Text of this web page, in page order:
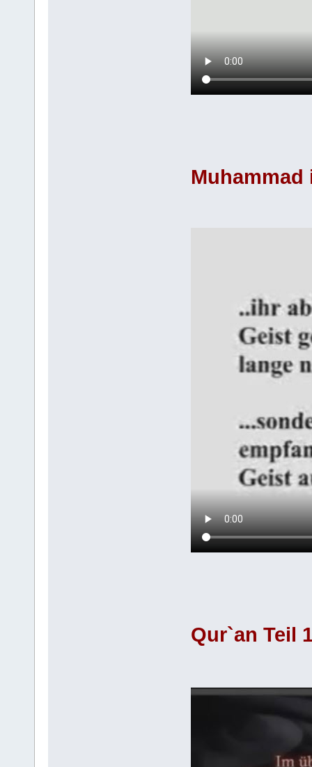
Muhammad
Qur`an Teil